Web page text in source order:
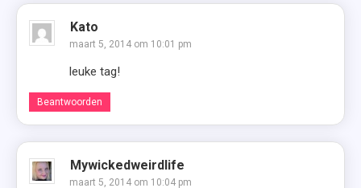
Kato
maart 5, 2014 om 10:01 pm
leuke tag!
Beantwoorden
Mywickedweirdlife
maart 5, 2014 om 10:04 pm